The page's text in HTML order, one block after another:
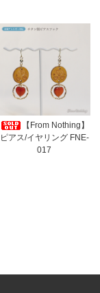
【From Nothing】
ピアス/イヤリング FNE-
017